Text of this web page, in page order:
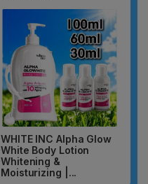
WHITE INC Alpha Glow
White Body Lotion
Whitening &
Moisturizing |...